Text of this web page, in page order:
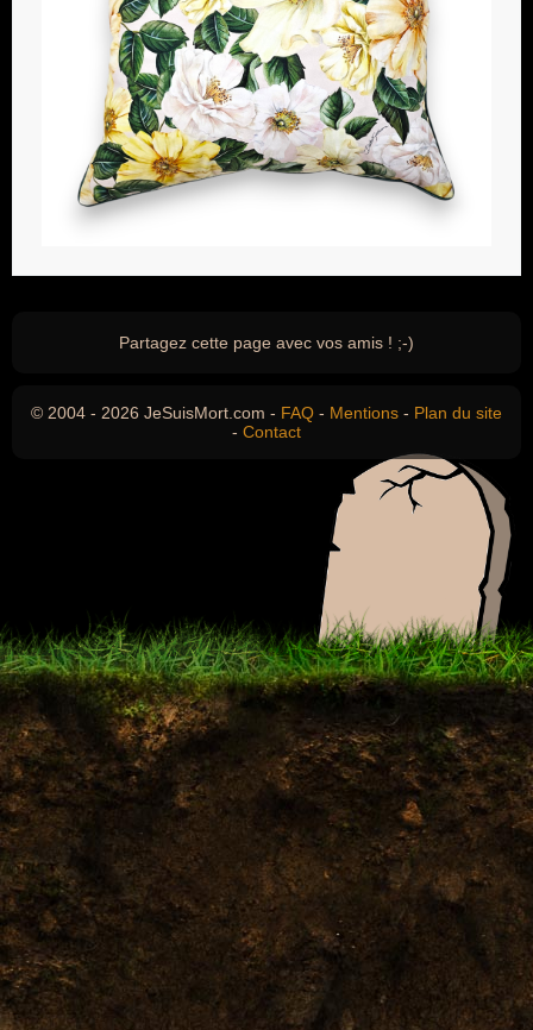
Partagez cette page avec vos amis ! ;-)
© 2004 - 2026 JeSuisMort.com - FAQ - Mentions - Plan du site
- Contact